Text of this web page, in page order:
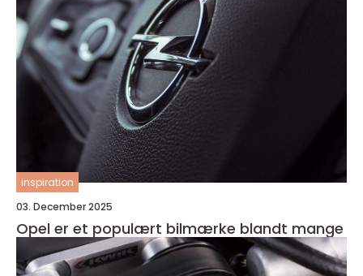
inspiration
03. December 2025
Opel er et populært bilmærke blandt mange